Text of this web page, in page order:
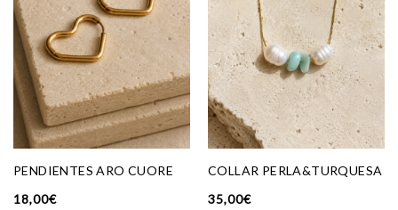
PENDIENTES ARO CUORE
18,00€
COLLAR PERLA&TURQUESA
35,00€